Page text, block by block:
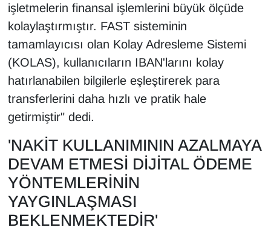
işletmelerin finansal işlemlerini büyük ölçüde
kolaylaştırmıştır. FAST sisteminin
tamamlayıcısı olan Kolay Adresleme Sistemi
(KOLAS), kullanıcıların IBAN'larını kolay
hatırlanabilen bilgilerle eşleştirerek para
transferlerini daha hızlı ve pratik hale
getirmiştir" dedi.
'NAKİT KULLANIMININ AZALMAYA
DEVAM ETMESİ DİJİTAL ÖDEME
YÖNTEMLERİNİN
YAYGINLAŞMASI
BEKLENMEKTEDİR'